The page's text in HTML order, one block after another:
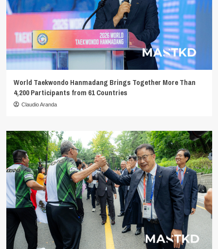
World Taekwondo Hanmadang Brings Together More Than
4,200 Participants from 61 Countries
Claudio Aranda